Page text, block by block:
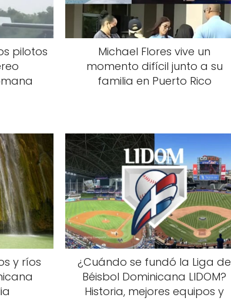
pilotos
Michael Flores vive un
momento difícil junto a su
familia en Puerto Rico
y ríos
¿Cuándo se fundó la Liga de
Béisbol Dominicana LIDOM?
Historia, mejores equipos y